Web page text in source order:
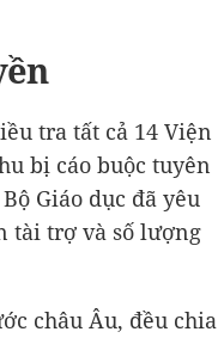
tra tất cả 14 Viện
bị cáo buộc tuyên
Giáo dục đã yêu
tài trợ và số lượng
châu Âu, đều chia